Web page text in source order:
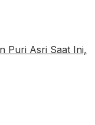
Puri Asri Saat Ini,